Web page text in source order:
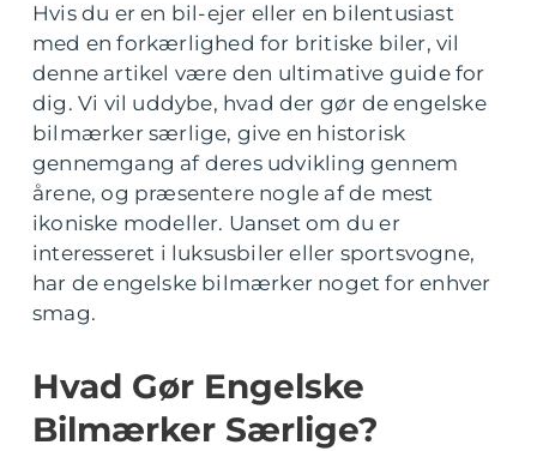
Hvis du er en bil-ejer eller en bilentusiast
med en forkærlighed for britiske biler, vil
denne artikel være den ultimative guide for
dig. Vi vil uddybe, hvad der gør de engelske
bilmærker særlige, give en historisk
gennemgang af deres udvikling gennem
årene, og præsentere nogle af de mest
ikoniske modeller. Uanset om du er
interesseret i luksusbiler eller sportsvogne,
har de engelske bilmærker noget for enhver
smag.
Hvad Gør Engelske
Bilmærker Særlige?